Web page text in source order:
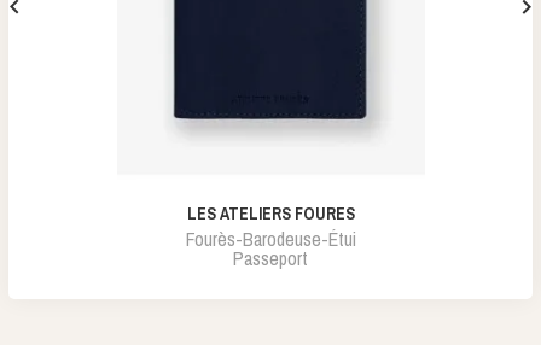
LES ATELIERS FOURES
Fourès-Barodeuse-Étui
Passeport
 